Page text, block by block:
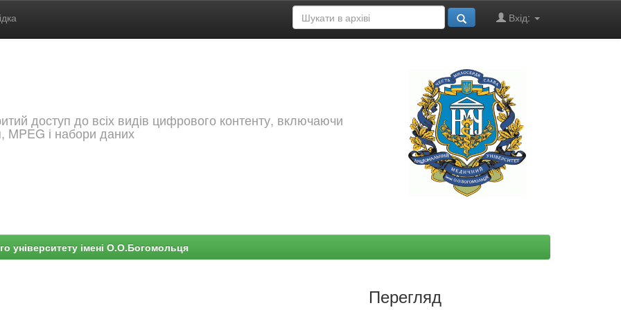
Вхід:
доступ до всіх видів цифрового контенту, включаючи
MPEG і набори даних
університету імені О.О.Богомольця
Перегляд